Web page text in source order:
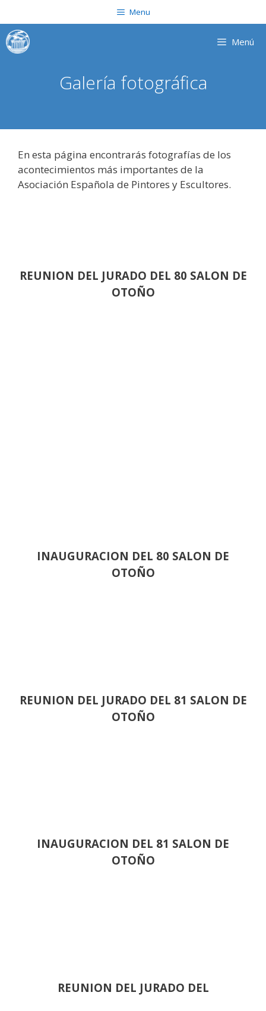
al
contenido
Menu
Menú
Galería fotográfica
En esta página encontrarás fotografías de los
acontecimientos más importantes de la
Asociación Española de Pintores y Escultores.
REUNION DEL JURADO DEL 80 SALON DE
OTOÑO
INAUGURACION DEL 80 SALON DE
OTOÑO
REUNION DEL JURADO DEL 81 SALON DE
OTOÑO
INAUGURACION DEL 81 SALON DE
OTOÑO
REUNION DEL JURADO DEL